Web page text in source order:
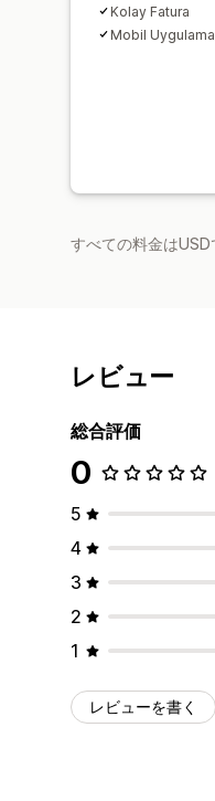
Kolay Fatura
Mobil
すべての料金は
レビュー
総合評価
0
5
4
3
2
1
レビューを書く